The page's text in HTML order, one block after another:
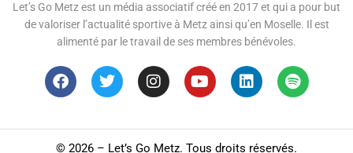
Let’s Go Metz est un média associatif créé en 2017 et qui a pour but
de valoriser l’actualité sportive à Metz ainsi qu’en Moselle. Il est
alimenté par le travail de ses membres bénévoles.
© 2026 – Let’s Go Metz. Tous droits réservés.